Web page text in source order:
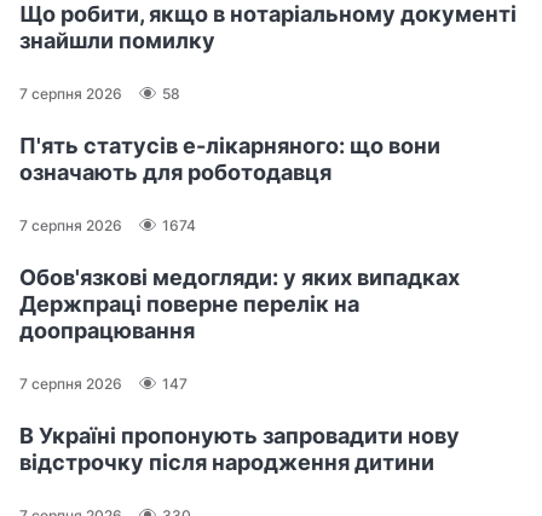
Що робити, якщо в нотаріальному документі
знайшли помилку
7 серпня 2026 58
П'ять статусів е-лікарняного: що вони
означають для роботодавця
7 серпня 2026 1674
Обов'язкові медогляди: у яких випадках
Держпраці поверне перелік на
доопрацювання
7 серпня 2026 147
В Україні пропонують запровадити нову
відстрочку після народження дитини